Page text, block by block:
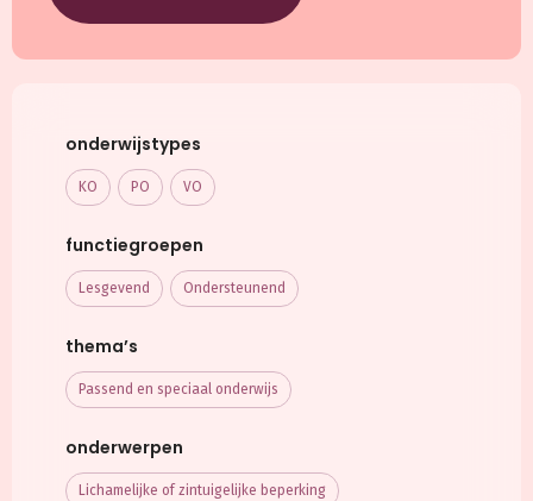
onderwijstypes
KO PO VO
functiegroepen
Lesgevend Ondersteunend
thema’s
Passend en speciaal onderwijs
onderwerpen
Lichamelijke of zintuigelijke beperking